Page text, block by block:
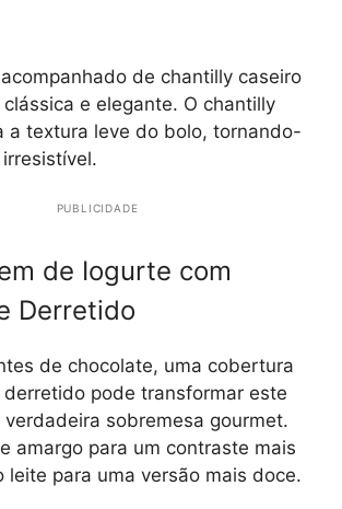
de chantilly caseiro
e elegante. O chantilly
a textura leve do bolo, tornando-
PUBLICIDADE
de Iogurte com
Derretido
de chocolate, uma cobertura
pode transformar este
verdadeira sobremesa gourmet.
amargo para um contraste mais
leite para uma versão mais doce.